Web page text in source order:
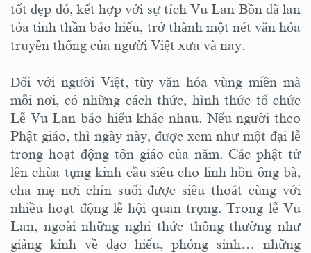
tốt đẹp đó, kết hợp với sự tích Vu Lan Bồn đã lan
tỏa tinh thần báo hiếu, trở thành một nét văn hóa
truyền thống của người Việt xưa và nay.
Đối với người Việt, tùy văn hóa vùng miền mà
mỗi nơi, có những cách thức, hình thức tổ chức
Lễ Vu Lan báo hiếu khác nhau. Nếu người theo
Phật giáo, thì ngày này, được xem như một đại lễ
trong hoạt động tôn giáo của năm. Các phật tử
lên chùa tụng kinh cầu siêu cho linh hồn ông bà,
cha mẹ nơi chín suối được siêu thoát cùng với
nhiều hoạt động lễ hội quan trọng. Trong lễ Vu
Lan, ngoài những nghi thức thông thường như
giảng kinh về đạo hiếu, phóng sinh… những